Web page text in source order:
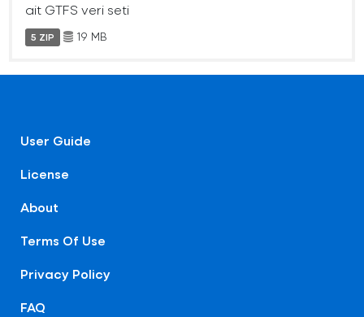
ait GTFS veri seti
5 ZIP 19 MB
User Guide
License
About
Terms Of Use
Privacy Policy
FAQ